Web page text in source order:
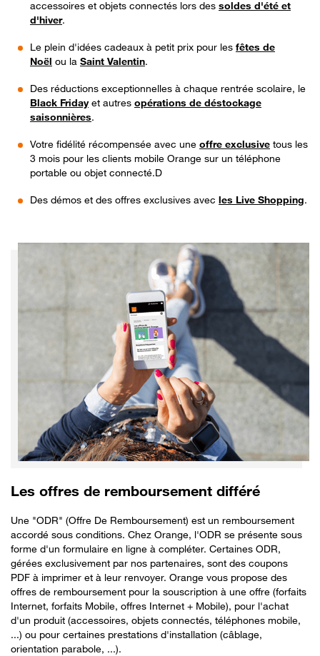
accessoires et objets connectés lors des soldes d'été et
d'hiver.
Le plein d'idées cadeaux à petit prix pour les fêtes de
Noël ou la Saint Valentin.
Des réductions exceptionnelles à chaque rentrée scolaire, le
Black Fridayet autres opérations de déstockage
saisonnières.
Votre fidélité récompensée avec une offre exclusive tous les
3 mois pour les clients mobile Orange sur un téléphone
portable ou objet connecté.D
Des démos et des offres exclusives avec les Live Shopping.
Les offres de remboursement différé
Une "ODR" (Offre De Remboursement) est un remboursement
accordé sous conditions. Chez Orange, l'ODR se présente sous
forme d'un formulaire en ligne à compléter. Certaines ODR,
gérées exclusivement par nos partenaires, sont des coupons
PDF à imprimer et à leur renvoyer. Orange vous propose des
offres de remboursement pour la souscription à une offre (forfaits
Internet, forfaits Mobile, offres Internet + Mobile), pour l'achat
d'un produit (accessoires, objets connectés, téléphones mobile,
...) ou pour certaines prestations d'installation (câblage,
orientation parabole, ...).